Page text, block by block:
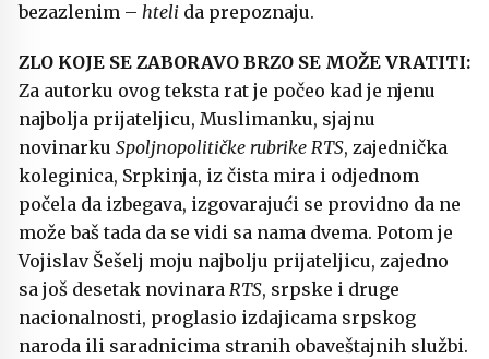
bezazlenim – hteli da prepoznaju.
ZLO KOJE SE ZABORAVO BRZO SE MOŽE VRATITI:
Za autorku ovog teksta rat je počeo kad je njenu
najbolja prijateljicu, Muslimanku, sjajnu
novinarku Spoljnopolitičke rubrike RTS, zajednička
koleginica, Srpkinja, iz čista mira i odjednom
počela da izbegava, izgovarajući se providno da ne
može baš tada da se vidi sa nama dvema. Potom je
Vojislav Šešelj moju najbolju prijateljicu, zajedno
sa još desetak novinara RTS, srpske i druge
nacionalnosti, proglasio izdajicama srpskog
naroda ili saradnicima stranih obaveštajnih službi.